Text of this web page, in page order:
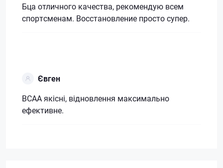
Бца отличного качества, рекомендую всем
спортсменам. Восстановление просто супер.
Євген
ВСАА якісні, відновлення максимально
ефективне.